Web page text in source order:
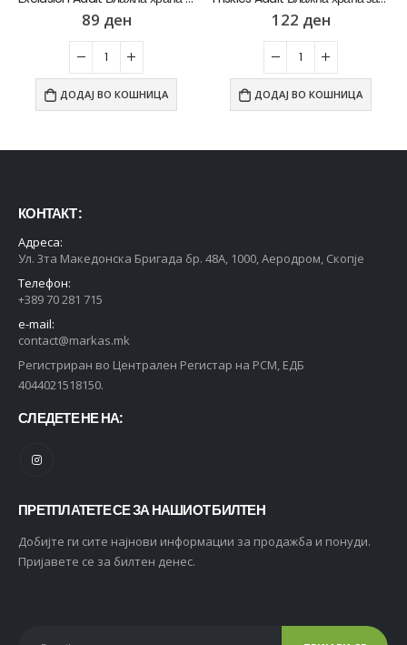
89 ден
ДОДАЈ ВО КОШНИЦА
122 ден
ДОДАЈ ВО КОШНИЦА
КОНТАКТ :
Адреса:
Ул. 3та Македонска Бригада бр. 48А, 1000, Аеродром, Скопје
Телефон:
+389 70 281 715
e-mail:
contact@markas.mk
Регистриран во Централен Регистар на РСМ, ЕДБ
4044021518150.
СЛЕДЕТЕ НЕ НА:
ПРЕТПЛАТЕТЕ СЕ ЗА НАШИОТ БИЛТЕН
Добијте ги сите најнови информации за продажба и понуди.
Пријавете се за билтен денес.